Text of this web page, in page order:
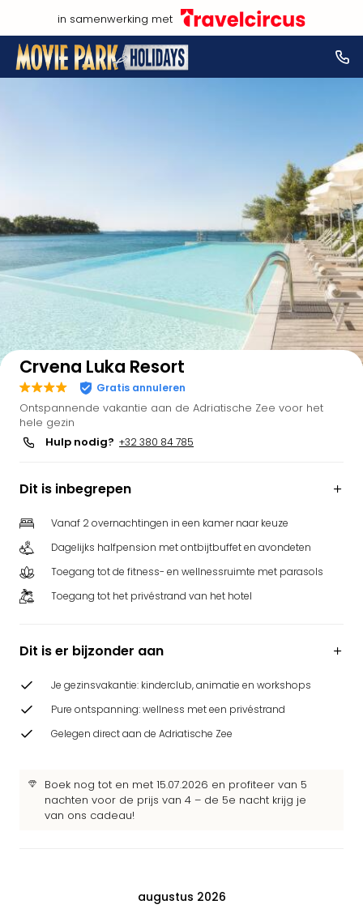
in samenwerking met
Bekijk op kaart
Crvena Luka Resort
Gratis annuleren
Ontspannende vakantie aan de Adriatische Zee voor het
hele gezin
Hulp nodig? +32 380 84 785
Dit is inbegrepen
Vanaf 2 overnachtingen in een kamer naar keuze
Dagelijks halfpension met ontbijtbuffet en avondeten
Toegang tot de fitness- en wellnessruimte met parasols
Toegang tot het privéstrand van het hotel
Dit is er bijzonder aan
Je gezinsvakantie: kinderclub, animatie en workshops
Pure ontspanning: wellness met een privéstrand
Gelegen direct aan de Adriatische Zee
Boek nog tot en met 15.07.2026 en profiteer van 5
nachten voor de prijs van 4 – de 5e nacht krijg je
van ons cadeau!
augustus 2026